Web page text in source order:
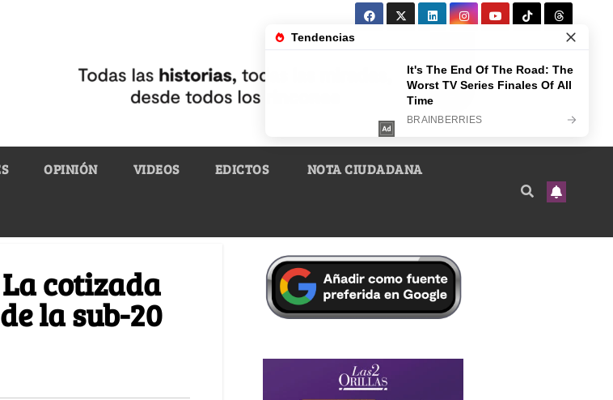
OPINIÓN VIDEOS EDICTOS NOTA CIUDADANA
cotizada
la sub-20